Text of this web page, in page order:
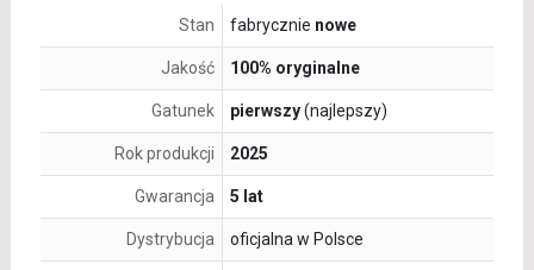
Stan fabrycznie nowe
Jakość 100% oryginalne
Gatunek pierwszy(najlepszy)
Rok produkcji 2025
Gwarancja 5 lat
Dystrybucja oficjalna w Polsce